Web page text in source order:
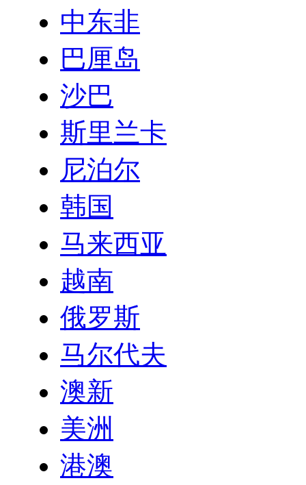
中东非
巴厘岛
沙巴
斯里兰卡
尼泊尔
韩国
马来西亚
越南
俄罗斯
马尔代夫
澳新
美洲
港澳